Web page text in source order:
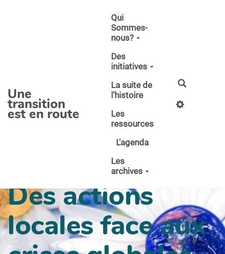
Une
transition
est en route
Qui
Sommes-
nous?
Des
initiatives
La suite de
l'histoire
Les
ressources
L'agenda
Les
archives
Des actions
locales face aux